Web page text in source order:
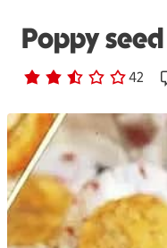
Poppy
Betyg 2.5 av 5. 42
42 personer har röstat